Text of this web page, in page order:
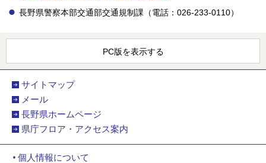
長野県警察本部交通部交通規制課（電話：026-233-0110）
PC版を表示する
サイトマップ
メール
長野県ホームページ
県庁フロア・アクセス案内
個人情報について